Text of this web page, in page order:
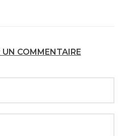
UN COMMENTAIRE